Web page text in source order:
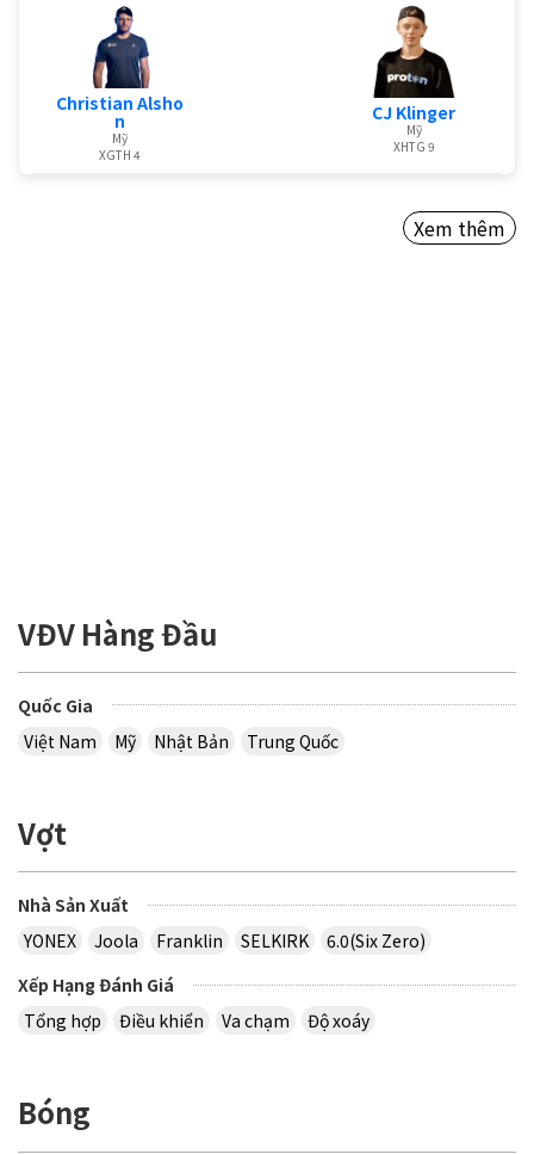
Christian Alsho
n
Mỹ
XGTH 4
CJ Klinger
Mỹ
XHTG 9
Xem thêm
VĐV Hàng Đầu
Quốc Gia
Việt Nam
Mỹ Nhật Bản Trung Quốc
Vợt
Nhà Sản Xuất
YONEX
Joola Franklin SELKIRK
6.0(Six Zero)
Xếp Hạng Đánh Giá
Tổng hợp
Điều khiển Va chạm Độ xoáy
Bóng